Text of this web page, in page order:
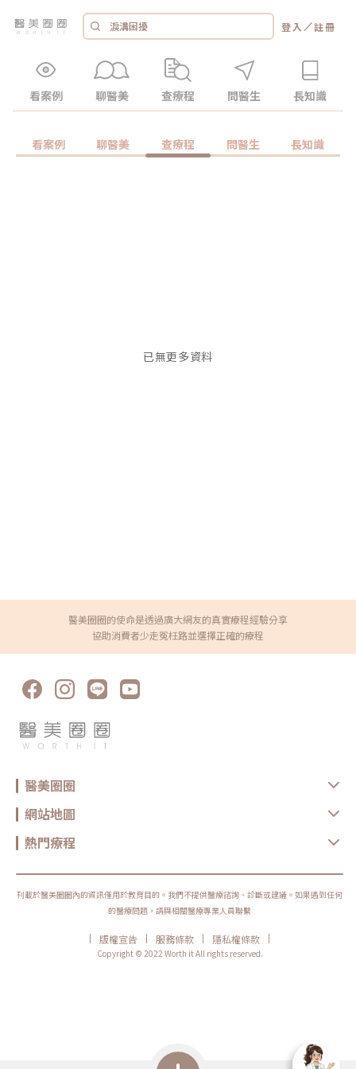
登入 ／註冊
看案例 聊醫美 查療程 問醫生 長知識
看案例 聊醫美 查療程 問醫生 長知識
已無更多資料
醫美圈圈的使命是透過廣大網友的真實療程經驗分享
協助消費者少走冤枉路並選擇正確的療程
醫美圈圈
網站地圖
熱門療程
刊載於醫美圈圈內的資訊僅用於教育目的。我們不提供醫療諮詢、診斷或建議。如果遇到任何
的醫療問題，請與相關醫療專業人員聯繫
| 版權宣告 | 服務條款 | 隱私權條款
|
Copyright © 2022 Worth it All rights reserved.